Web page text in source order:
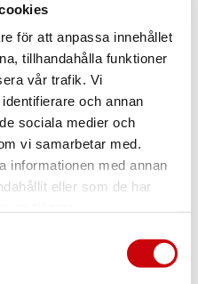
för att anpassa innehållet
tillhandahålla funktioner
vår trafik. Vi
och annan
sociala medier och
vi samarbetar med.
informationen med annan
eller som de har
I
ytbehandling,
telefonom du har
önskemål.